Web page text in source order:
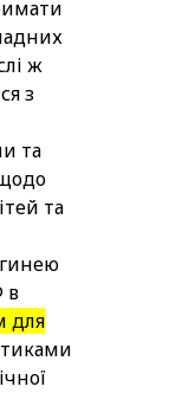
ж
з
та
та
в
для